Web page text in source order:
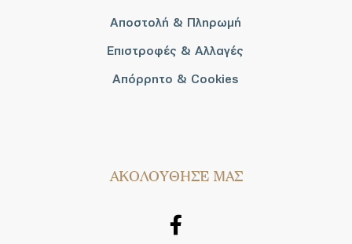
Αποστολή & Πληρωμή
Επιστροφές & Αλλαγές
Απόρρητο & Cookies
AΚΟΛΟΥΘΗΣΕ ΜΑΣ